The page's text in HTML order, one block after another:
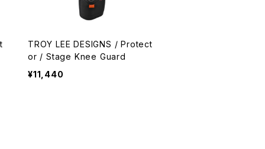
TROY LEE DESIGNS / Protect
or / Stage Knee Guard
¥11,440